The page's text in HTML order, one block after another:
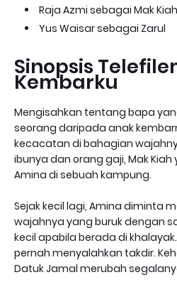
Raja Azmi sebagai Mak Kiah
Yus Waisar sebagai Zarul
Sinopsis
Kembarku
Mengisahkan tentang bapa
seorang daripada anak
kecacatan di bahagian
ibunya dan orang gaji, Mak
Amina di sebuah kampung.
Sejak kecil lagi, Amina diminta
wajahnya yang buruk dengan
kecil apabila berada di
pernah menyalahkan takdir.
Datuk Jamal merubah